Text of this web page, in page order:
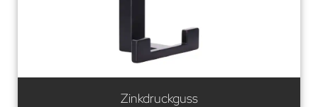
Zinkdruckguss